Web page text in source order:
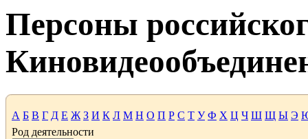
Персоны
А Б В Г Д Е Ж З И К Л М Н О П Р С Т У Ф Х Ц Ч Ш Щ Ы Э
Род деятельности